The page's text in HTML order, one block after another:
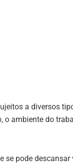
a diversos
o ambiente do
se pode